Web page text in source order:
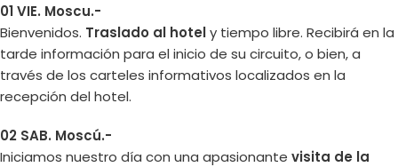
01 VIE. Moscu.-
Bienvenidos. Traslado al hotely tiempo libre. Recibirá en la
tarde información para el inicio de su circuito, o bien, a
través de los carteles informativos localizados en la
recepción del hotel.
02 SAB. Moscú.-
Iniciamos nuestro día con una apasionante visita de la